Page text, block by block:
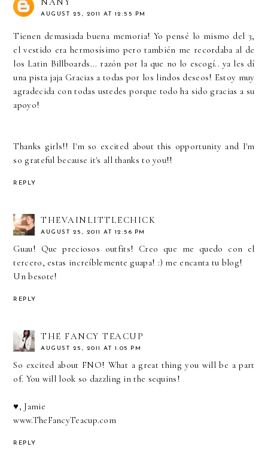
AUGUST 25, 2011 AT 12:55 PM
Tienen demasiada buena memoria! Yo pensé lo mismo del 3,
el vestido era hermosísimo pero también me recordaba al de
los Latin Billboards... razón por la que no lo escogí.. ya les dí
una pista jaja Gracias a todas por los lindos deseos! Estoy muy
agradecida con todas ustedes porque todo ha sido gracias a su
apoyo!
Thanks girls!! I'm so excited about this opportunity and I'm
so grateful because it's all thanks to you!!
REPLY
THEVAINLITTLECHICK
AUGUST 25, 2011 AT 12:56 PM
Guau! Que preciosos outfits! Creo que me quedo con el
tercero, estas increíblemente guapa! :) me encanta tu blog!
Un besote!
REPLY
THE FANCY TEACUP
AUGUST 25, 2011 AT 1:05 PM
So excited about FNO! What a great thing you will be a part
of. You will look so dazzling in the sequins!
♥, Jamie
www.TheFancyTeacup.com
REPLY